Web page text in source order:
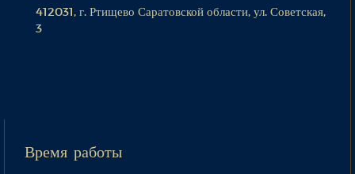
412031, г. Ртищево Саратовской области, ул. Советская,
3
Время работы